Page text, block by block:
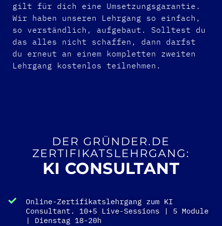
gilt für dich eine Umsetzungsgarantie.
Wir haben unseren Lehrgang so einfach,
so verständlich, aufgebaut. Solltest du
das alles nicht schaffen, dann darfst
du erneut an einem kompletten zweiten
Lehrgang kostenlos teilnehmen.
DER GRÜNDER.DE
ZERTIFIKATSLEHRGANG:
KI CONSULTANT
Online-Zertifikatslehrgang zum KI
Consultant. 10+5 Live-Sessions | 5 Module
| Dienstag 18-20h